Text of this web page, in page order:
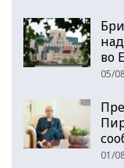
во
05/
01/